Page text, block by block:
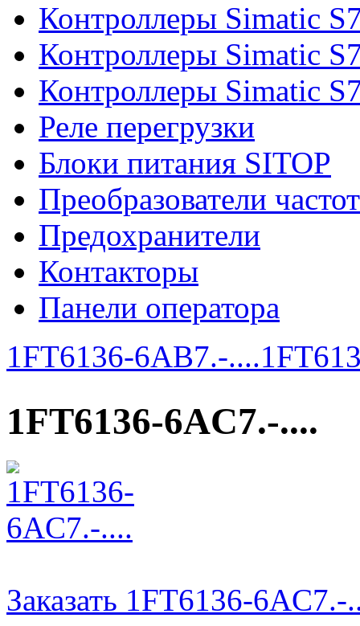
Контроллеры Simatic
Контроллеры Simatic
Контроллеры Simatic
Реле перегрузки
Блоки питания SITOP
Преобразователи
Предохранители
Контакторы
Панели оператора
1FT6136-6AB7.-....
1FT6136-6AC7.-....
Заказать 1FT6136-6AC7.-